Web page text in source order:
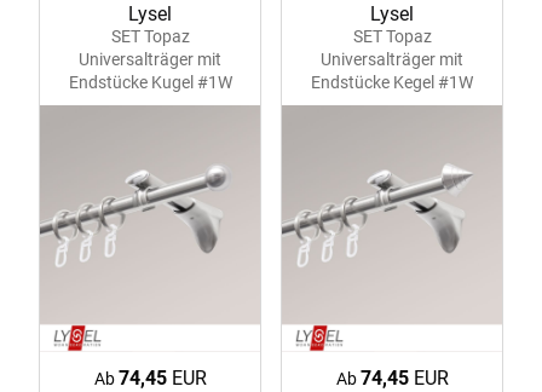
Lysel
SET Topaz
Universalträger mit
Endstücke Kugel #1W
Ab74,45EUR
Lysel
SET Topaz
Universalträger mit
Endstücke Kegel #1W
Ab74,45EUR